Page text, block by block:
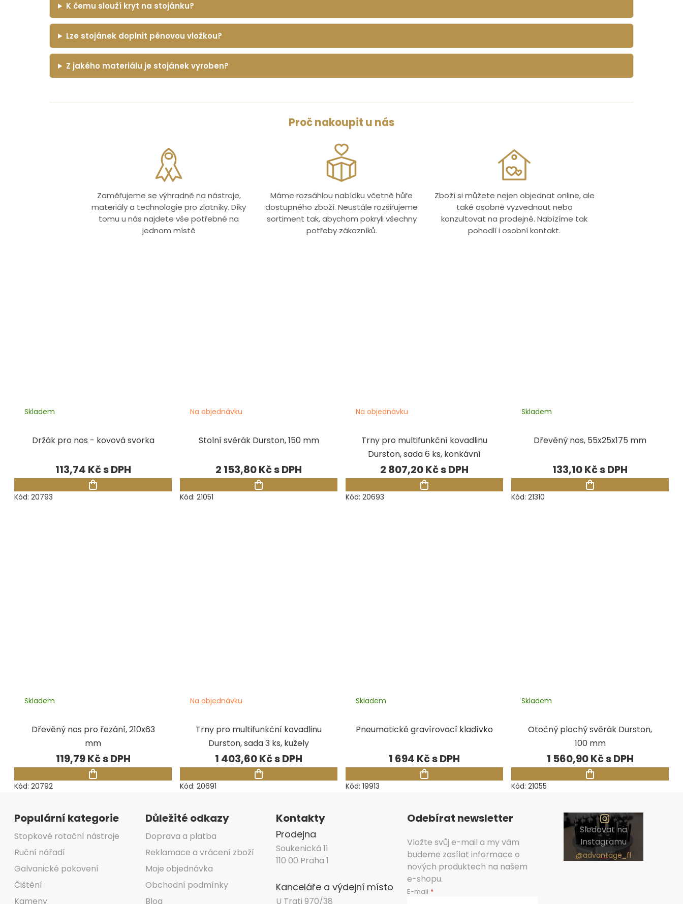
K čemu slouží kryt na stojánku?
Lze stojánek doplnit pěnovou vložkou?
Z jakého materiálu je stojánek vyroben?
Proč nakoupit u nás
Zaměřujeme se výhradně na nástroje,
materiály a technologie pro zlatníky. Díky
tomu u nás najdete vše potřebné na
jednom místě
Máme rozsáhlou nabídku včetně hůře
dostupného zboží. Neustále rozšiřujeme
sortiment tak, abychom pokryli všechny
potřeby zákazníků.
Zboží si můžete nejen objednat online, ale
také osobně vyzvednout nebo
konzultovat na prodejně. Nabízíme tak
pohodlí i osobní kontakt.
Držák pro nos - kovová svorka
Skladem
113,74 Kč
Kód: 20793
Stolní svěrák Durston, 150 mm
Na objednávku
2 153,80 Kč
Kód: 21051
Trny pro multifunkční kovadlinu
Durston, sada 6 ks, konkávní
Na objednávku
2 807,20 Kč
Kód: 20693
Dřevěný nos, 55x25x175 mm
Skladem
133,10 Kč
Kód: 21310
Dřevěný nos pro řezání, 210x63
mm
Skladem
119,79 Kč
Kód: 20792
Trny pro multifunkční kovadlinu
Durston, sada 3 ks, kužely
Na objednávku
1 403,60 Kč
Kód: 20691
Pneumatické gravírovací kladívko
Skladem
1 694 Kč
Kód: 19913
Otočný plochý svěrák Durston,
100 mm
Skladem
1 560,90 Kč
Kód: 21055
Populární kategorie
Stopkové rotační nástroje
Ruční nářadí
Galvanické pokovení
Čištění
Kameny
Důležité odkazy
Doprava a platba
Reklamace a vrácení zboží
Moje objednávka
Obchodní podmínky
Blog
Kontakty
Prodejna
Soukenická 11
110 00 Praha 1
Kanceláře a výdejní místo
U Trati 970/38
Odebírat newsletter
Vložte svůj e-mail a my vám
budeme zasílat informace o
nových produktech na našem
e-shopu.
E-mail
Sledovat na
Instagramu